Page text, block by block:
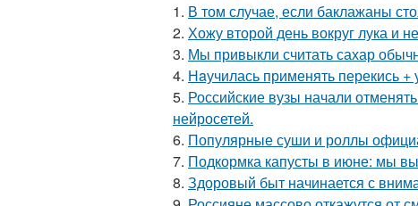
1. В том случае, если баклажаны
2. Хожу второй день вокруг лука и
3. Мы привыкли считать сахар
4. Нaучилась применять перекись +
5. Российские вузы начали
нейросетей.
6. Популярные суши и роллы
7. Подкормка капусты в июне: мы
8. Здоровый быт начинается с